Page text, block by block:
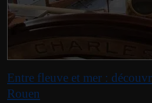
Entre fleuve et mer :
Rouen